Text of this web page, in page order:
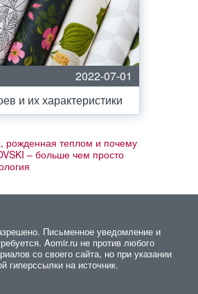
2022-07-01
и их характеристики
рожденная теплом и почему
– больше чем просто
Письменное уведомление и
Aomir.ru не против любого
со своего сайта, но при указании
гиперссылки на источник.